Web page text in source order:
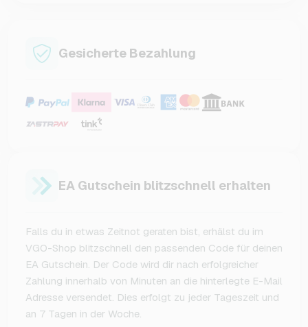
Gesicherte Bezahlung
EA Gutschein blitzschnell erhalten
Falls du in etwas Zeitnot geraten bist, erhälst du im
VGO-Shop blitzschnell den passenden Code für deinen
EA Gutschein. Der Code wird dir nach erfolgreicher
Zahlung innerhalb von Minuten an die hinterlegte E-Mail
Adresse versendet. Dies erfolgt zu jeder Tageszeit und
an 7 Tagen in der Woche.